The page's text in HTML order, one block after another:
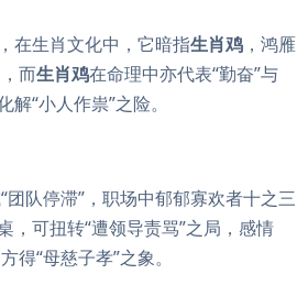
在生肖文化中，它暗指生肖鸡 ，鸿雁
而生肖鸡在命理中亦代表“勤奋”与
“小人作祟”之险。
队停滞”，职场中郁郁寡欢者十之三
，可扭转“遭领导责骂”之局，感情
“母慈子孝”之象。